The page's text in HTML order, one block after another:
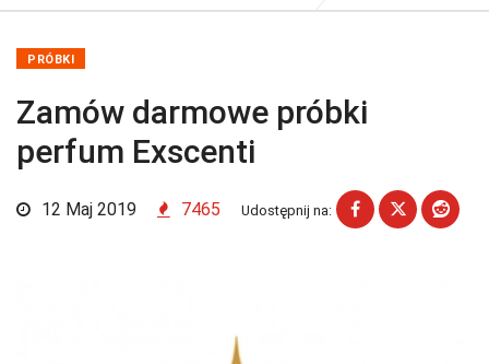
PRÓBKI
Zamów darmowe próbki
perfum Exscenti
12 Maj 2019 7465 Udostępnij na: